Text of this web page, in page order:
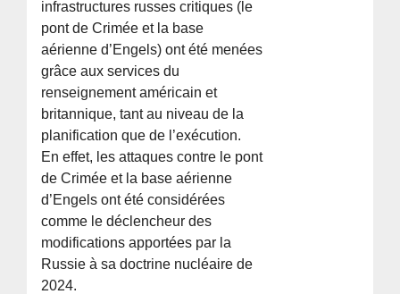
infrastructures russes critiques (le
pont de Crimée et la base
aérienne d’Engels) ont été menées
grâce aux services du
renseignement américain et
britannique, tant au niveau de la
planification que de l’exécution.
En effet, les attaques contre le pont
de Crimée et la base aérienne
d’Engels ont été considérées
comme le déclencheur des
modifications apportées par la
Russie à sa doctrine nucléaire de
2024.